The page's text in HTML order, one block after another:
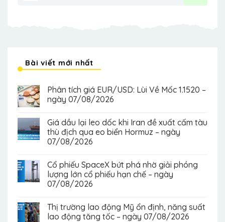
Bài viết mới nhất
Phân tích giá EUR/USD: Lùi Về Mốc 1.1520 –
ngày 07/08/2026
Giá dầu lại leo dốc khi Iran đề xuất cấm tàu
thù địch qua eo biển Hormuz – ngày
07/08/2026
Cổ phiếu SpaceX bứt phá nhờ giải phóng
lượng lớn cổ phiếu hạn chế – ngày
07/08/2026
Thị trường lao động Mỹ ổn định, năng suất
lao động tăng tốc – ngày 07/08/2026